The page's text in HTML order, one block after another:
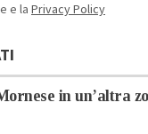
e la Privacy Policy
in un’altra